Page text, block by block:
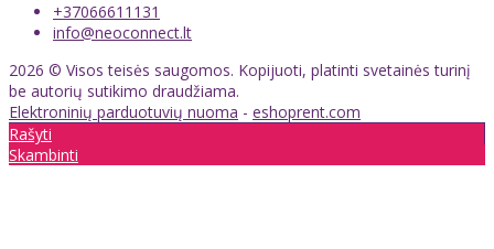
+37066611131
info@neoconnect.lt
2026 © Visos teisės saugomos. Kopijuoti, platinti svetainės turinį
be autorių sutikimo draudžiama.
Elektroninių parduotuvių nuoma - eshoprent.com
Rašyti
Skambinti